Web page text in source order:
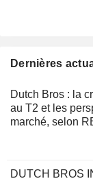
Dernières
Dutch Bros : la
au T2 et les
marché, selon
DUTCH BROS